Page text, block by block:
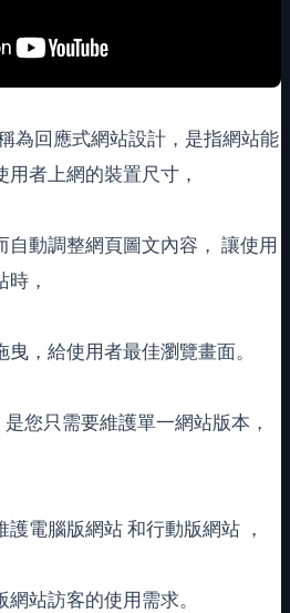
為回應式網站設計，是指網站能
者上網的裝置尺寸，
動調整網頁圖文內容， 讓使用
，
，給使用者最佳瀏覽畫面。
您只需要維護單一網站版本，
電腦版網站 和行動版網站 ，
站訪客的使用需求。